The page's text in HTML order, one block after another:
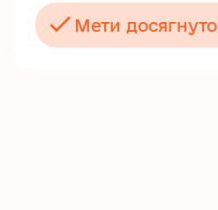
Мети досягнуто